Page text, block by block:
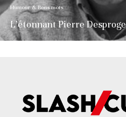
Humour & Bons mots
L’étonnant Pierre